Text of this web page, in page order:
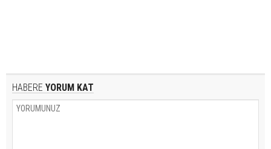
HABERE YORUM KAT